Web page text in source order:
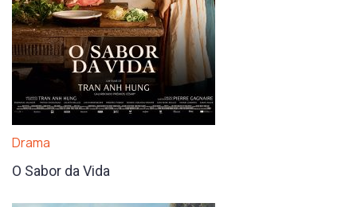
Drama
O Sabor da Vida